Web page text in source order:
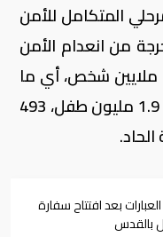
المتكامل للأمن
من انعدام الأمن
الغذائي في الصومال تؤثر على 6 ملايين شخص، أي ما
يقرب من ثلث السكان، من بينهم 1.9 مليون طفل، 493
بعد افتتاح سفارة
بالقدس